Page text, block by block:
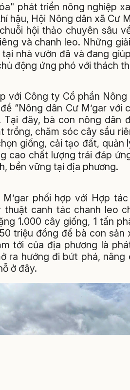
phát triển nông nghiệp
hậu, Hội Nông dân xã Cư
hội thảo chuyên sâu
và chanh leo. Những
nhà vườn đã và đang
động ứng phó với thách
với Công ty Cổ phần
“Nông dân Cư M’gar
Tại đây, bà con nông dân
trồng, chăm sóc cây sầu
giống, cải tạo đất, quản
cao chất lượng trái đáp
bền vững tại địa phương.
phối hợp với Hợp
canh tác chanh leo
1.000 cây giống, 1 tấn
triệu đồng để bà con sản
tới của địa phương là
ra hướng đi bứt phá,
ở đây.